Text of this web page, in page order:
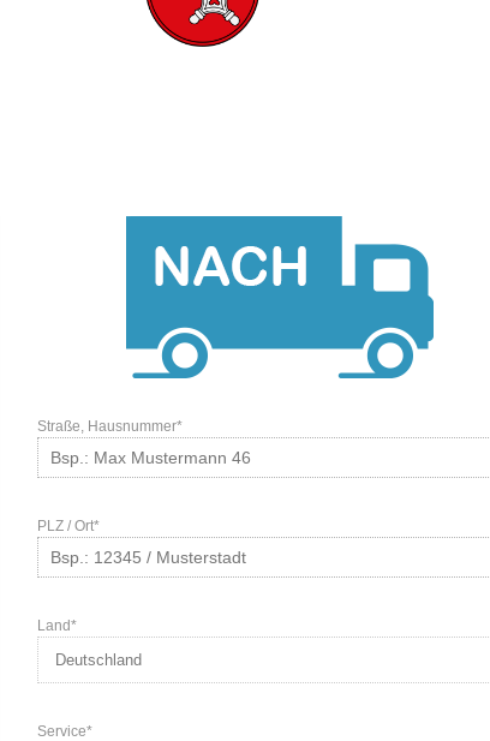
Straße, Hausnummer*
PLZ / Ort*
Land*
Service*